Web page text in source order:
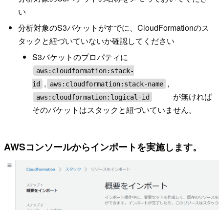
い
分析対象のS3バケットがすでに、CloudFormationのス
タックと紐づいていないか確認してください
S3バケットのプロパティに
aws:cloudformation:stack-
id , aws:cloudformation:stack-name ,
aws:cloudformation:logical-id
が無ければ
そのバケットはスタックと紐づいていません。
AWSコンソールからインポートを実施します。